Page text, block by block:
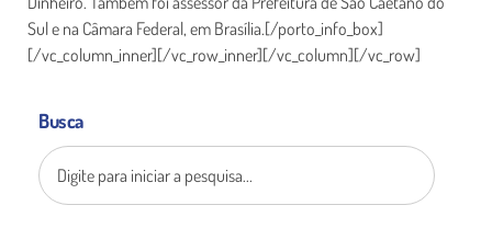
Sul e na Câmara Federal, em Brasília.[/porto_info_box]
[/vc_column_inner][/vc_row_inner][/vc_column][/vc_row]
Busca